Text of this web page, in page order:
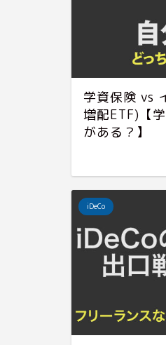
学資保険 vs
増配ETF)【
がある？】
iDeCo